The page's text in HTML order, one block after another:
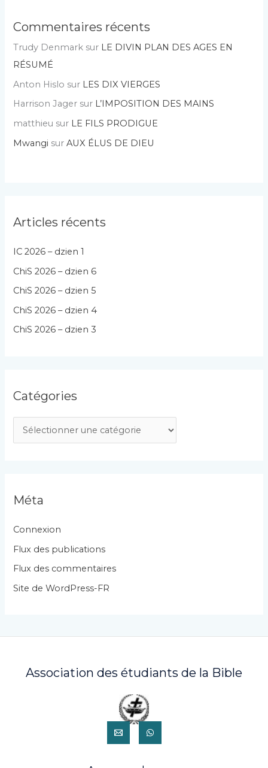
Commentaires récents
Trudy Denmark sur LE DIVIN PLAN DES AGES EN
RÉSUMÉ
Anton Hislo sur LES DIX VIERGES
Harrison Jager sur L’IMPOSITION DES MAINS
matthieu sur LE FILS PRODIGUE
Mwangi surAUX ÉLUS DE DIEU
Articles récents
IC 2026 – dzien 1
ChiS 2026 – dzien 6
ChiS 2026 – dzien 5
ChiS 2026 – dzien 4
ChiS 2026 – dzien 3
Catégories
a
g
r
i
e
Méta
Connexion
Flux des publications
Flux des commentaires
Site de WordPress-FR
Association des étudiants de la Bible